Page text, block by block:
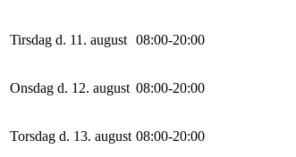
Tirsdag d. 11. august 08:00-20:00
Onsdag d. 12. august 08:00-20:00
Torsdag d. 13. august 08:00-20:00